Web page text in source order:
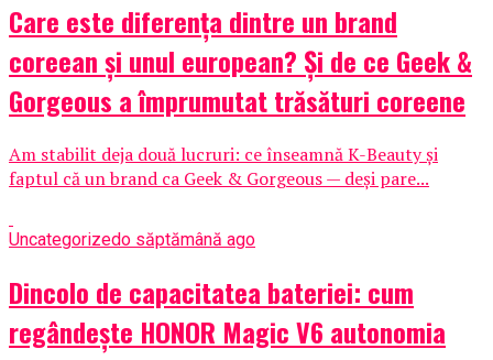
Care este diferența dintre un brand
coreean și unul european? Și de ce Geek &
Gorgeous a împrumutat trăsături coreene
Am stabilit deja două lucruri: ce înseamnă K-Beauty și
faptul că un brand ca Geek & Gorgeous — deși pare...
Uncategorizedo săptămână ago
Dincolo de capacitatea bateriei: cum
regândește HONOR Magic V6 autonomia